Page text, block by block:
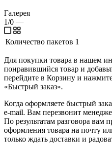
Галерея
1/0 —
Количество пакетов 1
Для покупки товара в нашем
понравившийся товар и
перейдите в Корзину и
«Быстрый заказ».
Когда оформляете быстрый
e-mail. Вам перезвонит
По результатам разговора вам
оформления товара на почту
только ждать доставки и